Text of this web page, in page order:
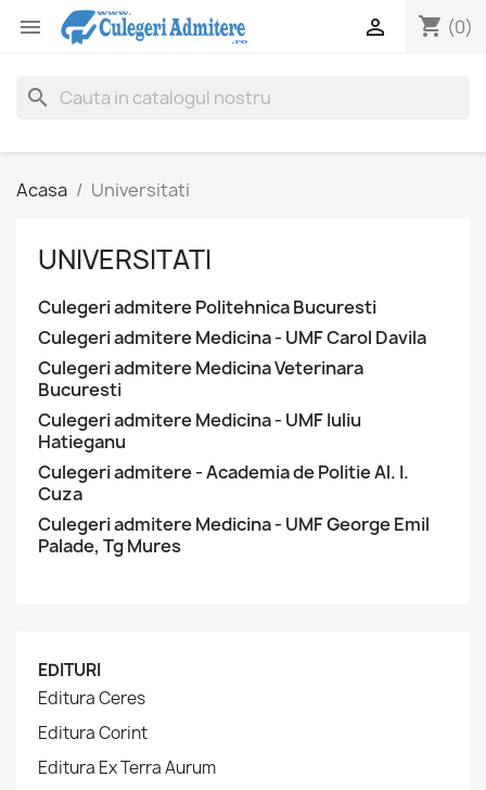
 shopping_cart (0)

search
Acasa Universitati
UNIVERSITATI
Culegeri admitere Politehnica Bucuresti
Culegeri admitere Medicina - UMF Carol Davila
Culegeri admitere Medicina Veterinara
Bucuresti
Culegeri admitere Medicina - UMF Iuliu
Hatieganu
Culegeri admitere - Academia de Politie Al. I.
Cuza
Culegeri admitere Medicina - UMF George Emil
Palade, Tg Mures
EDITURI
Editura Ceres
Editura Corint
Editura Ex Terra Aurum